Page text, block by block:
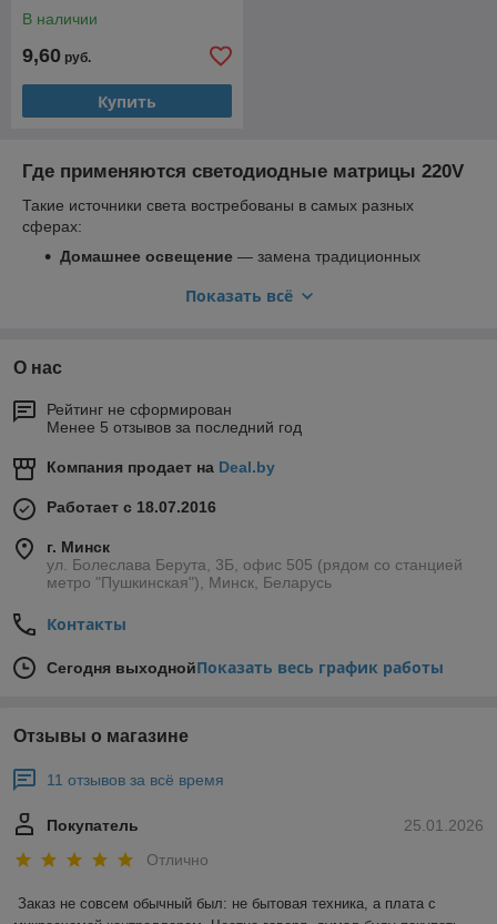
В наличии
9,60 руб.
Купить
Где применяются светодиодные матрицы 220V
Такие источники света востребованы в самых разных
сферах:
Домашнее освещение — замена традиционных
прожекторы, подсветка архитектурных объектов.
Мастерские и гаражи— создание мощных рабочих
Декоративная подсветка
— нестандартные
интерьерные и экстерьерные решения.
Прямое подключение— работа от сети 220В без
драйвера упрощает установку и снижает затраты.
компактных размерах.
Энергоэффективность— минимальное
Компактность и универсальность
напряжения, вибрациям и температурным
колебаниям.
Почему выбирают светодиодные матрицы 220V
Показать всё
О нас
Рейтинг не сформирован
Менее 5 отзывов за последний год
Компания продает на Deal.by
Работает с 18.07.2016
г. Минск
ул. Болеслава Берута, 3Б, офис 505 (рядом со станцией
метро "Пушкинская"), Минск, Беларусь
Контакты
Сегодня выходнойПоказать весь график работы
Отзывы о магазине
11 отзывов за всё время
25.01.2026
Покупатель
Отлично
Заказ не совсем обычный был: не бытовая техника, а плата с